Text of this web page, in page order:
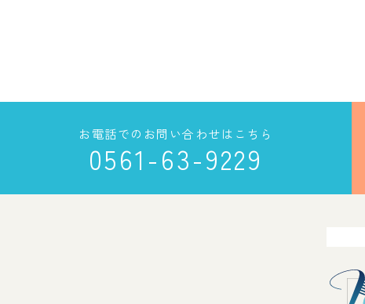
お電話でのお問い合わせはこちら
0561-63-9229